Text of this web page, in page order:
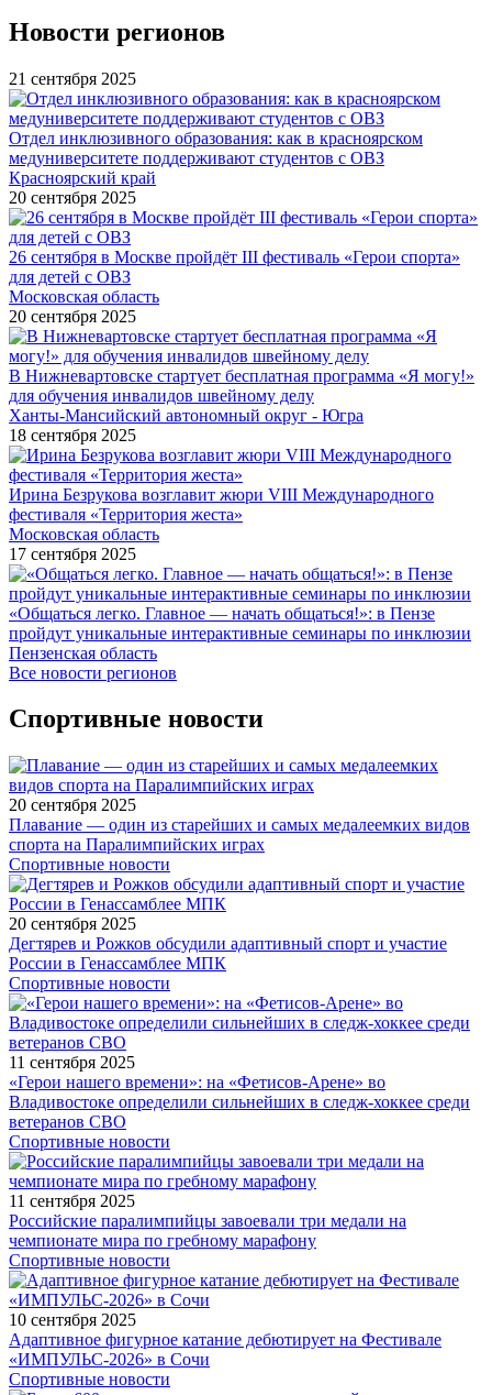
Новости регионов
21 сентября 2025
Отдел инклюзивного образования: как в красноярском
медуниверситете поддерживают студентов с ОВЗ
Красноярский край
20 сентября 2025
26 сентября в Москве пройдёт III фестиваль «Герои спорта»
для детей с ОВЗ
Московская область
20 сентября 2025
В Нижневартовске стартует бесплатная программа «Я могу!»
для обучения инвалидов швейному делу
Ханты-Мансийский автономный округ - Югра
18 сентября 2025
Ирина Безрукова возглавит жюри VIII Международного
фестиваля «Территория жеста»
Московская область
17 сентября 2025
«Общаться легко. Главное — начать общаться!»: в Пензе
пройдут уникальные интерактивные семинары по инклюзии
Пензенская область
Все новости регионов
Спортивные новости
20 сентября 2025
Плавание — один из старейших и самых медалеемких видов
спорта на Паралимпийских играх
Спортивные новости
20 сентября 2025
Дегтярев и Рожков обсудили адаптивный спорт и участие
России в Генассамблее МПК
Спортивные новости
11 сентября 2025
«Герои нашего времени»: на «Фетисов-Арене» во
Владивостоке определили сильнейших в следж-хоккее среди
ветеранов СВО
Спортивные новости
11 сентября 2025
Российские паралимпийцы завоевали три медали на
чемпионате мира по гребному марафону
Спортивные новости
10 сентября 2025
Адаптивное фигурное катание дебютирует на Фестивале
«ИМПУЛЬС-2026» в Сочи
Спортивные новости